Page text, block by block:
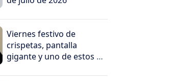
Viernes festivo de
crispetas, pantalla
gigante y uno de estos 5